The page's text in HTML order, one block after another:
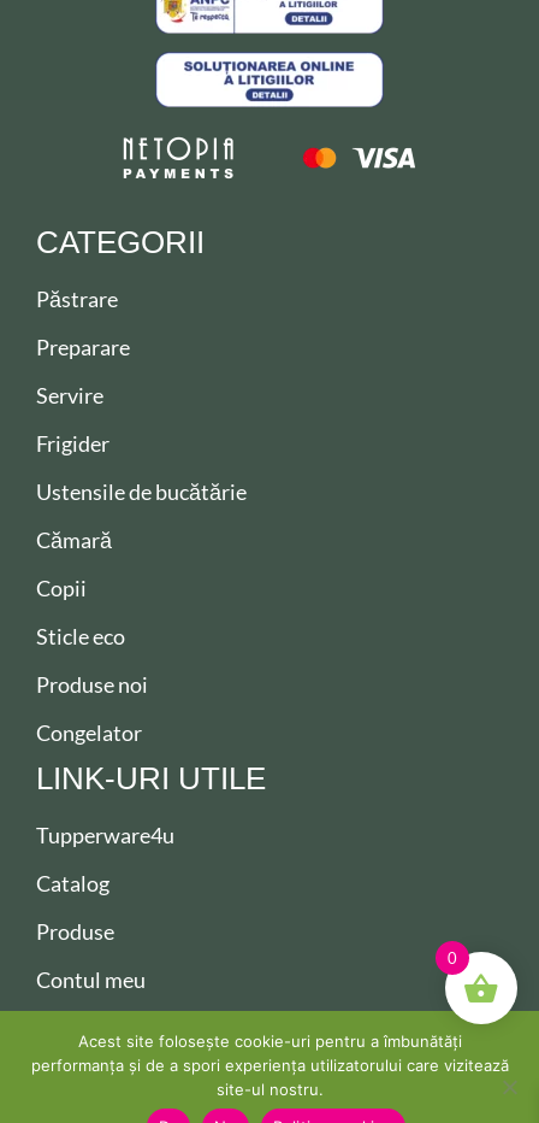
CATEGORII
Păstrare
Preparare
Servire
Frigider
Ustensile de bucătărie
Cămară
Copii
Sticle eco
Produse noi
Congelator
LINK-URI UTILE
Tupperware4u
Catalog
Produse
Contul meu
Copyright ©2026 Tupperware. All Rights Reserved
0
Acest site folosește cookie-uri pentru a îmbunătăți
performanța și de a spori experiența utilizatorului care vizitează
site-ul nostru.